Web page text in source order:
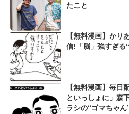
たこと
【無料漫画】かり
信!「脳」強すぎる
【無料漫画】毎日
といっしょに」森
ラシの“ゴマちゃ